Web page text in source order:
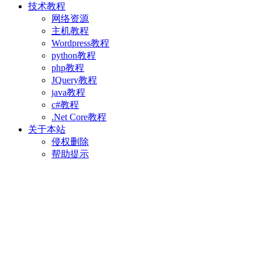
技术教程
网络资源
主机教程
Wordpress教程
python教程
php教程
JQuery教程
java教程
c#教程
.Net Core教程
关于本站
侵权删除
帮助提示